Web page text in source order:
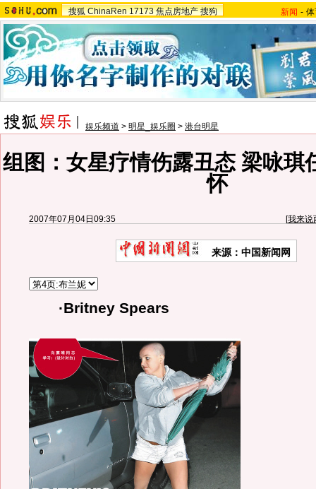
搜狐 ChinaRen 17173 焦点房地产 搜狗 新闻 -
娱乐频道 > 明星_娱乐圈 > 港台明星
组图：女星疗情伤露丑态 梁咏琪
怀
2007年07月04日09:35 [我来说
来源：中国新闻网
·Britney Spears